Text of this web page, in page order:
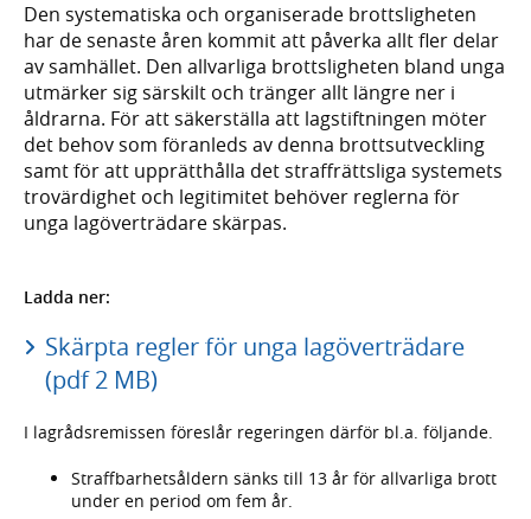
Den systematiska och organiserade brottsligheten
har de senaste åren kommit att påverka allt fler delar
av samhället. Den allvarliga brottsligheten bland unga
utmärker sig särskilt och tränger allt längre ner i
åldrarna. För att säkerställa att lagstiftningen möter
det behov som föranleds av denna brottsutveckling
samt för att upprätthålla det straffrättsliga systemets
trovärdighet och legitimitet behöver reglerna för
unga lagöverträdare skärpas.
Ladda ner:
Skärpta regler för unga lagöverträdare
(pdf 2 MB)
I lagrådsremissen föreslår regeringen därför bl.a. följande.
Straffbarhetsåldern sänks till 13 år för allvarliga brott
under en period om fem år.